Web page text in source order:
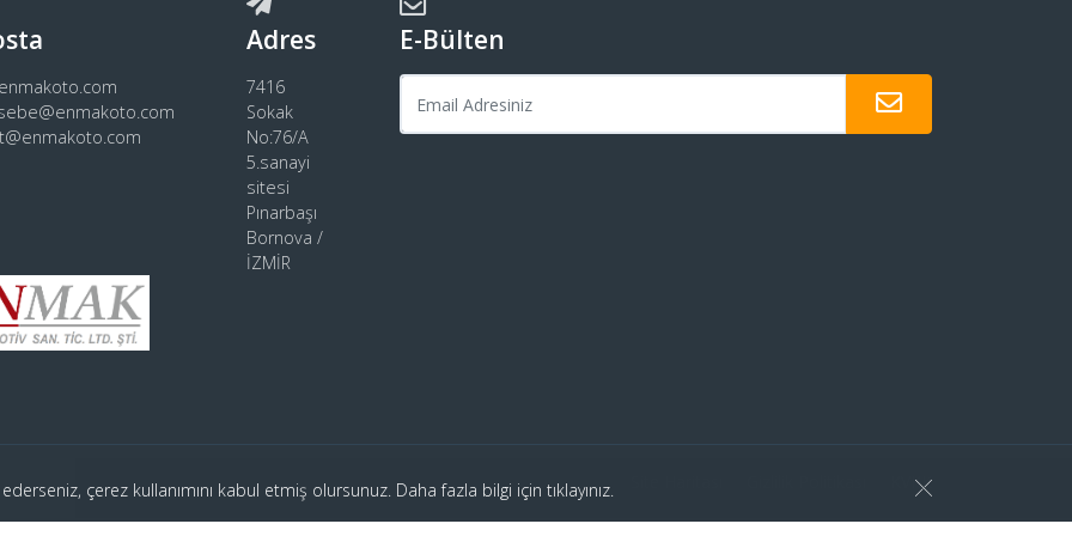
Adres
7416
Sokak
No:76/A
5.sanayi
sitesi
Pınarbaşı
Bornova /
İZMİR
E-Bülten
KVKK
çerez kullanımını kabul etmiş olursunuz. Daha fazla bilgi için tıklayınız.